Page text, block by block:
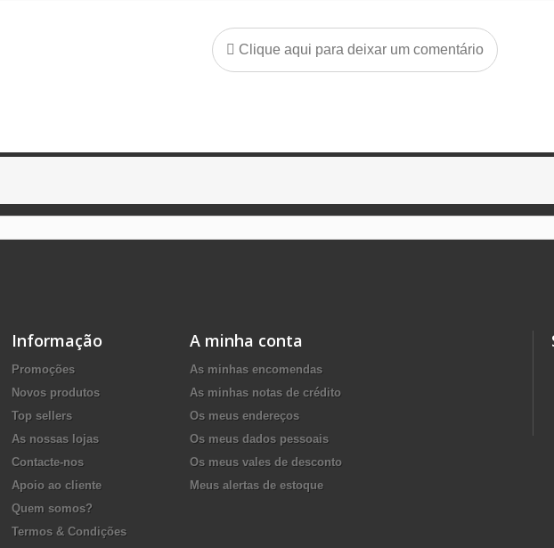
Clique aqui para deixar um comentário
Informação
Promoções
Novos produtos
Top sellers
As nossas lojas
Contacte-nos
Apoio ao cliente
Quem somos?
Termos & Condições
A minha conta
As minhas encomendas
As minhas notas de crédito
Os meus endereços
Os meus dados pessoais
Os meus vales de desconto
Meus alertas de estoque